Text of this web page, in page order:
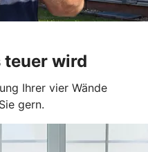
teuer wird
Ihrer vier Wände
gern.